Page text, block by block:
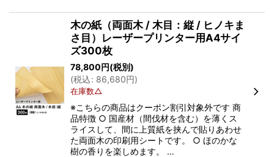
木の紙（両面木 / 木目：縦 / ヒノキま
さ目）レーザープリンター用A4サイ
ズ300枚
78,800円(税別)
(税込: 86,680円)
在庫数△
※こちらの商品はクーポン割引対象外です 商
品特徴 ○ 国産材（間伐材を含む）を薄くス
ライスして、間に上質紙を挟んで貼りあわせ
た両面木の印刷用シートです。 ○ ほのかな
樹の香りを楽しめます。 …